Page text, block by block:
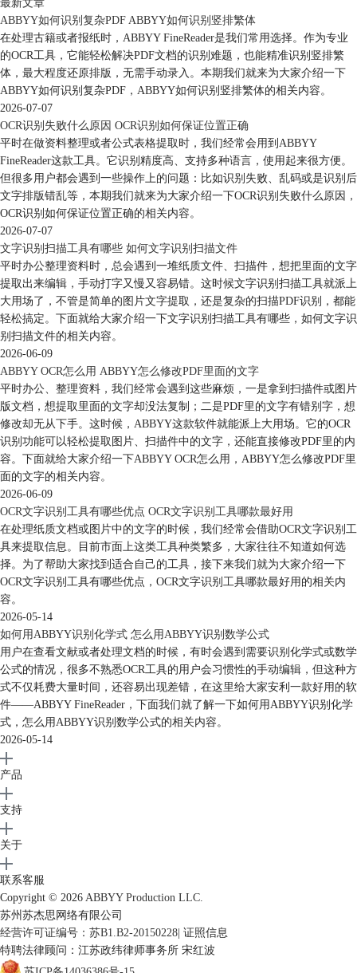
最新文章
ABBYY如何识别复杂PDF ABBYY如何识别竖排繁体
在处理古籍或者报纸时，ABBYY FineReader是我们常用选择。作为专业
的OCR工具，它能轻松解决PDF文档的识别难题，也能精准识别竖排繁
体，最大程度还原排版，无需手动录入。本期我们就来为大家介绍一下
ABBYY如何识别复杂PDF，ABBYY如何识别竖排繁体的相关内容。
2026-07-07
OCR识别失败什么原因 OCR识别如何保证位置正确
平时在做资料整理或者公式表格提取时，我们经常会用到ABBYY
FineReader这款工具。它识别精度高、支持多种语言，使用起来很方便。
但很多用户都会遇到一些操作上的问题：比如识别失败、乱码或是识别后
文字排版错乱等，本期我们就来为大家介绍一下OCR识别失败什么原因，
OCR识别如何保证位置正确的相关内容。
2026-07-07
文字识别扫描工具有哪些 如何文字识别扫描文件
平时办公整理资料时，总会遇到一堆纸质文件、扫描件，想把里面的文字
提取出来编辑，手动打字又慢又容易错。这时候文字识别扫描工具就派上
大用场了，不管是简单的图片文字提取，还是复杂的扫描PDF识别，都能
轻松搞定。下面就给大家介绍一下文字识别扫描工具有哪些，如何文字识
别扫描文件的相关内容。
2026-06-09
ABBYY OCR怎么用 ABBYY怎么修改PDF里面的文字
平时办公、整理资料，我们经常会遇到这些麻烦，一是拿到扫描件或图片
版文档，想提取里面的文字却没法复制；二是PDF里的文字有错别字，想
修改却无从下手。这时候，ABBYY这款软件就能派上大用场。它的OCR
识别功能可以轻松提取图片、扫描件中的文字，还能直接修改PDF里的内
容。下面就给大家介绍一下ABBYY OCR怎么用，ABBYY怎么修改PDF里
面的文字的相关内容。
2026-06-09
OCR文字识别工具有哪些优点 OCR文字识别工具哪款最好用
在处理纸质文档或图片中的文字的时候，我们经常会借助OCR文字识别工
具来提取信息。目前市面上这类工具种类繁多，大家往往不知道如何选
择。为了帮助大家找到适合自己的工具，接下来我们就为大家介绍一下
OCR文字识别工具有哪些优点，OCR文字识别工具哪款最好用的相关内
容。
2026-05-14
如何用ABBYY识别化学式 怎么用ABBYY识别数学公式
用户在查看文献或者处理文档的时候，有时会遇到需要识别化学式或数学
公式的情况，很多不熟悉OCR工具的用户会习惯性的手动编辑，但这种方
式不仅耗费大量时间，还容易出现差错，在这里给大家安利一款好用的软
件——ABBYY FineReader，下面我们就了解一下如何用ABBYY识别化学
式，怎么用ABBYY识别数学公式的相关内容。
2026-05-14
产品
支持
关于
联系客服
Copyright © 2026 ABBYY Production LLC.
苏州苏杰思网络有限公司
经营许可证编号：苏B1.B2-20150228 证照信息
特聘法律顾问：江苏政纬律师事务所 宋红波